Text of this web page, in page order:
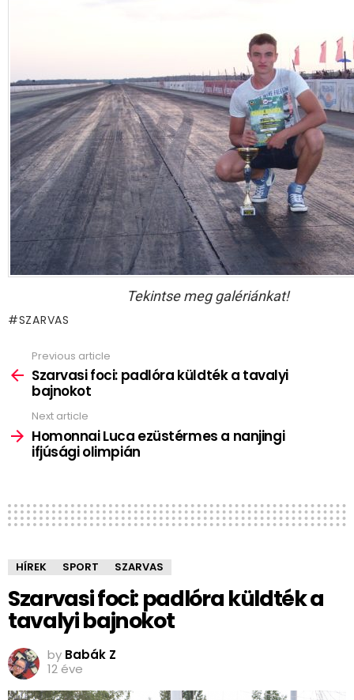
Tekintse meg galériánkat!
SZARVAS
more
Previous article
Szarvasi foci: padlóra küldték a tavalyi
bajnokot
Next article
Homonnai Luca ezüstérmes a nanjingi
ifjúsági olimpián
HÍREK SPORT SZARVAS
Szarvasi foci: padlóra küldték a
tavalyi bajnokot
by Babák Z
12 éve